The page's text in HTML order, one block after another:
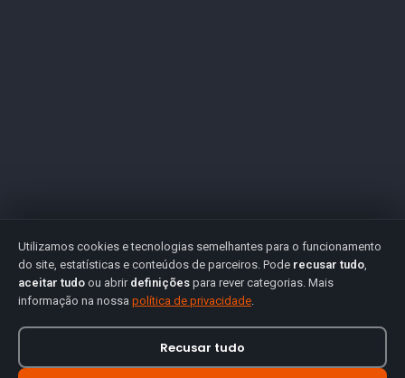
Utilizamos cookies e tecnologias semelhantes para o funcionamento
do site, estatísticas e conteúdos de parceiros. Pode recusar tudo,
aceitar tudo ou abrir definições para rever categorias. Mais
informação na nossa política de privacidade.
Recusar tudo